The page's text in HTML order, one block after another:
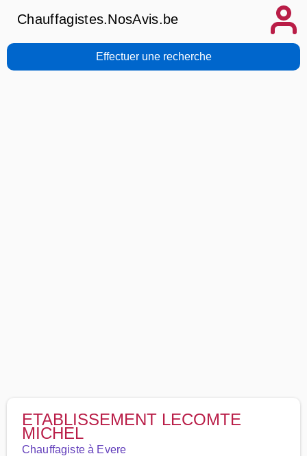
Chauffagistes.NosAvis.be
Effectuer une recherche
ETABLISSEMENT LECOMTE
MICHEL
Chauffagiste à Evere